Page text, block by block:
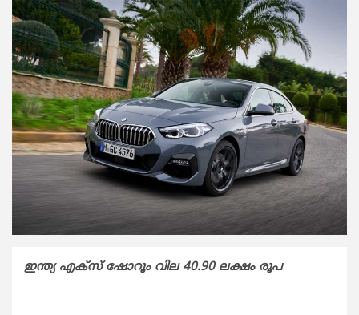
ഇന്ത്യ എക്‌സ് ഷോറൂം വില 40.90 ലക്ഷം രൂപ